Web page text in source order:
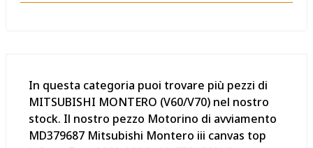
In questa categoria puoi trovare più pezzi di
MITSUBISHI MONTERO (V60/V70) nel nostro
stock. Il nostro pezzo Motorino di avviamento
MD379687 Mitsubishi Montero iii canvas top